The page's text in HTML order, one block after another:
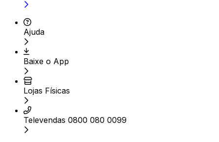
Ajuda
Baixe o App
Lojas Físicas
Televendas 0800 080 0099